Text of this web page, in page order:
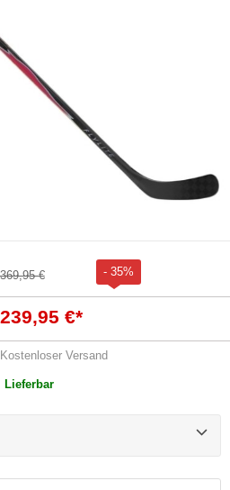
369,95 € - 35%
239,95 €*
Kostenloser Versand
Lieferbar